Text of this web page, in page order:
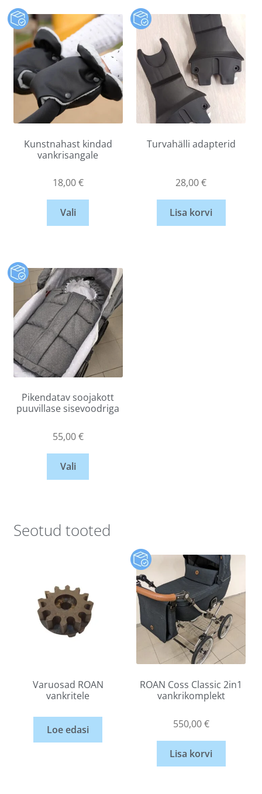
Kunstnahast kindad
vankrisangale
18,00€
Vali
Turvahälli adapterid
28,00€
Lisa korvi
Pikendatav soojakott
puuvillase sisevoodriga
55,00€
Vali
Seotud tooted
Varuosad ROAN
vankritele
Loe edasi
ROAN Coss Classic 2in1
vankrikomplekt
550,00€
Lisa korvi